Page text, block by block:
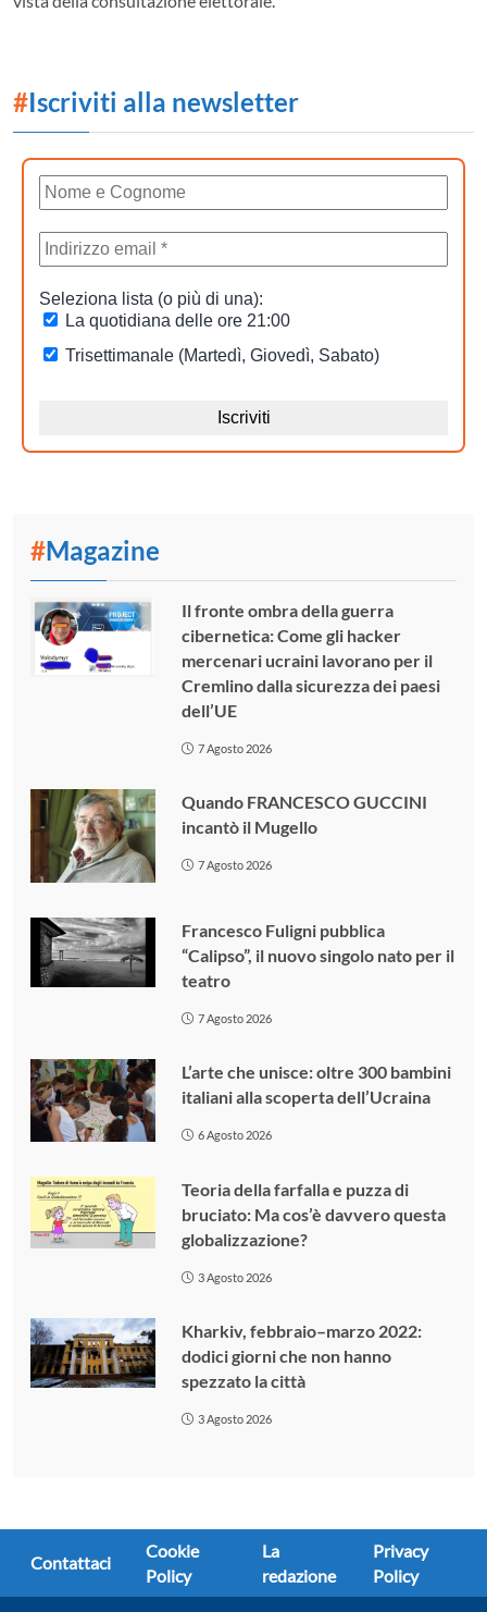
#Iscriviti alla newsletter
#Magazine
Il fronte ombra della guerra
cibernetica: Come gli hacker
mercenari ucraini lavorano per il
Cremlino dalla sicurezza dei paesi
dell’UE
7 Agosto 2026
Quando FRANCESCO GUCCINI
incantò il Mugello
7 Agosto 2026
Francesco Fuligni pubblica
“Calipso”, il nuovo singolo nato per il
teatro
7 Agosto 2026
L’arte che unisce: oltre 300 bambini
italiani alla scoperta dell’Ucraina
6 Agosto 2026
Teoria della farfalla e puzza di
bruciato: Ma cos’è davvero questa
globalizzazione?
3 Agosto 2026
Kharkiv, febbraio–marzo 2022:
dodici giorni che non hanno
spezzato la città
3 Agosto 2026
Contattaci
Cookie
Policy
La
redazione
Privacy
Policy